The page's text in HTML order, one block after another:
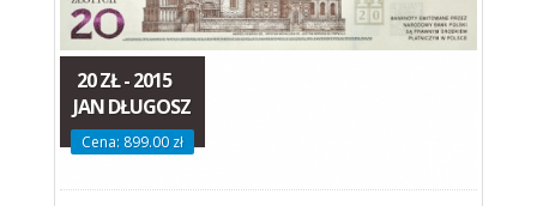
20 ZŁ - 2015
JAN DŁUGOSZ
Cena: 899.00 zł